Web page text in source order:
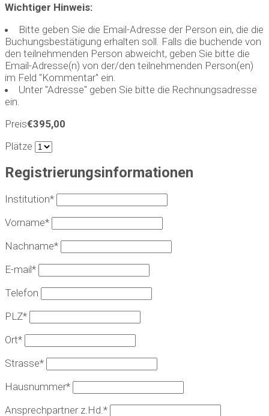
Wichtiger Hinweis:
Bitte geben Sie die Email-Adresse der Person ein, die die
Buchungsbestätigung erhalten soll. Falls die buchende von
den teilnehmenden Person abweicht, geben Sie bitte die
Email-Adresse(n) von der/den teilnehmenden Person(en)
im Feld "Kommentar" ein.
Unter "Adresse" geben Sie bitte die Rechnungsadresse
ein.
Preis€395,00
Plätze
Registrierungsinformationen
Institution*
Vorname*
Nachname*
E-mail*
Telefon
PLZ*
Ort*
Strasse*
Hausnummer*
Ansprechpartner z.Hd.*